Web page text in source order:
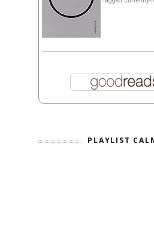
PLAYLIST